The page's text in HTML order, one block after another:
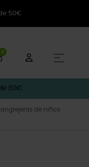
50€
0
☰
50€.
de niños